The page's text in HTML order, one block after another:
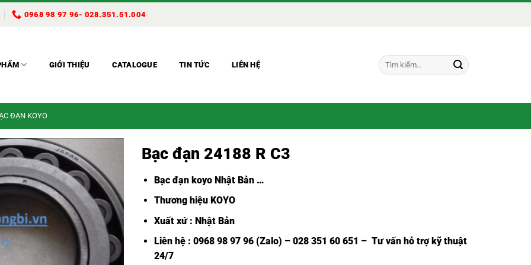
0968 98 97 96- 028.351.51.004
GIỚI THIỆU CATALOGUE TIN TỨC LIÊN HỆ
Tìm
kiếm:
ĐẠN KOYO
Bạc đạn 24188 R C3
Bạc đạn koyo Nhật Bản…
Thương hiệu KOYO
Xuất xứ : Nhật Bản
Liên hệ : 0968 98 97 96 (Zalo) – 028 351 60 651 – Tư vấn hỗ trợ kỹ thuật
24/7